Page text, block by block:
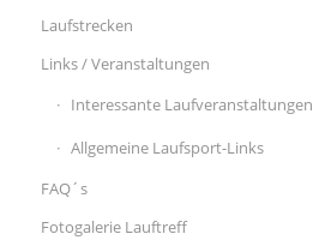
Laufstrecken
Links / Veranstaltungen
Interessante Laufveranstaltungen
Allgemeine Laufsport-Links
FAQ´s
Fotogalerie Lauftreff